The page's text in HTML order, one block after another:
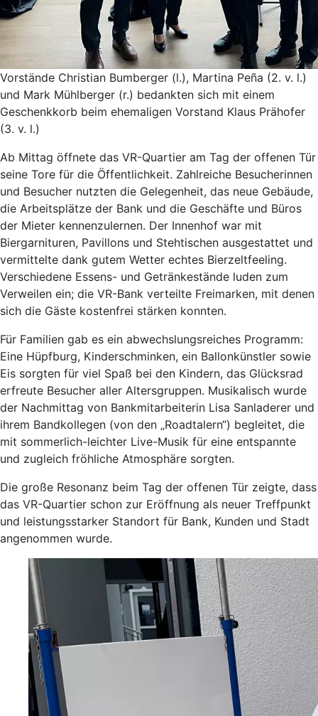
Vorstände Christian Bumberger (l.), Martina Peña (2. v. l.)
und Mark Mühlberger (r.) bedankten sich mit einem
Geschenkkorb beim ehemaligen Vorstand Klaus Prähofer
(3. v. l.)
Ab Mittag öffnete das VR-Quartier am Tag der offenen Tür
seine Tore für die Öffentlichkeit. Zahlreiche Besucherinnen
und Besucher nutzten die Gelegenheit, das neue Gebäude,
die Arbeitsplätze der Bank und die Geschäfte und Büros
der Mieter kennenzulernen. Der Innenhof war mit
Biergarnituren, Pavillons und Stehtischen ausgestattet und
vermittelte dank gutem Wetter echtes Bierzeltfeeling.
Verschiedene Essens- und Getränkestände luden zum
Verweilen ein; die VR-Bank verteilte Freimarken, mit denen
sich die Gäste kostenfrei stärken konnten.
Für Familien gab es ein abwechslungsreiches Programm:
Eine Hüpfburg, Kinderschminken, ein Ballonkünstler sowie
Eis sorgten für viel Spaß bei den Kindern, das Glücksrad
erfreute Besucher aller Altersgruppen. Musikalisch wurde
der Nachmittag von Bankmitarbeiterin Lisa Sanladerer und
ihrem Bandkollegen (von den „Roadtalern“) begleitet, die
mit sommerlich-leichter Live-Musik für eine entspannte
und zugleich fröhliche Atmosphäre sorgten.
Die große Resonanz beim Tag der offenen Tür zeigte, dass
das VR-Quartier schon zur Eröffnung als neuer Treffpunkt
und leistungsstarker Standort für Bank, Kunden und Stadt
angenommen wurde.